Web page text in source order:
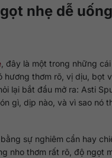
nhẹ dễ
, đây là một trong những
hương thơm rõ, vị dịu, bọt
lại bắt đầu mở ra: Asti
gì, dịp nào, và vì sao nó
sự nghiêm cẩn hay
nho thơm rất rõ, độ ngọt